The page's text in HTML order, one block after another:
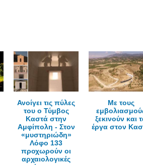
Ανοίγει τις πύλες
του ο Τύμβος
Καστά στην
Αμφίπολη - Στον
«μυστηριώδη»
Λόφο 133
προχωρούν οι
αρχαιολογικές
Mε τους
ξεκινούν και
έργα στον